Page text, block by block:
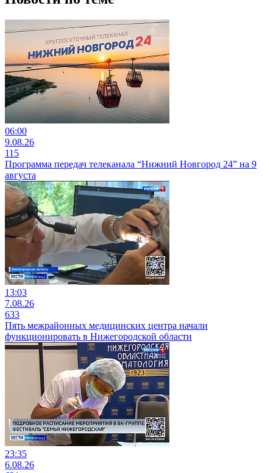
06:00
9.08.26
115
Программа передач телеканала “Нижний Новгород 24” на 9
августа
13:03
7.08.26
633
Пять межрайонных медицинских центра начали
функционировать в Нижегородской области
23:35
6.08.26